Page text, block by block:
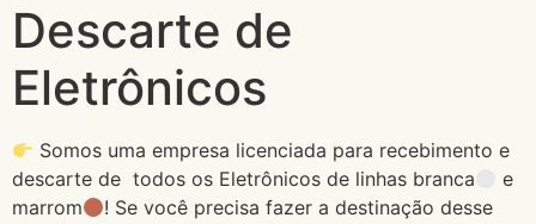
Descarte de
Eletrônicos
Somos uma empresa licenciada para recebimento e
descarte de todos os Eletrônicos de linhas branca
e
marrom
! Se você precisa fazer a destinação desse